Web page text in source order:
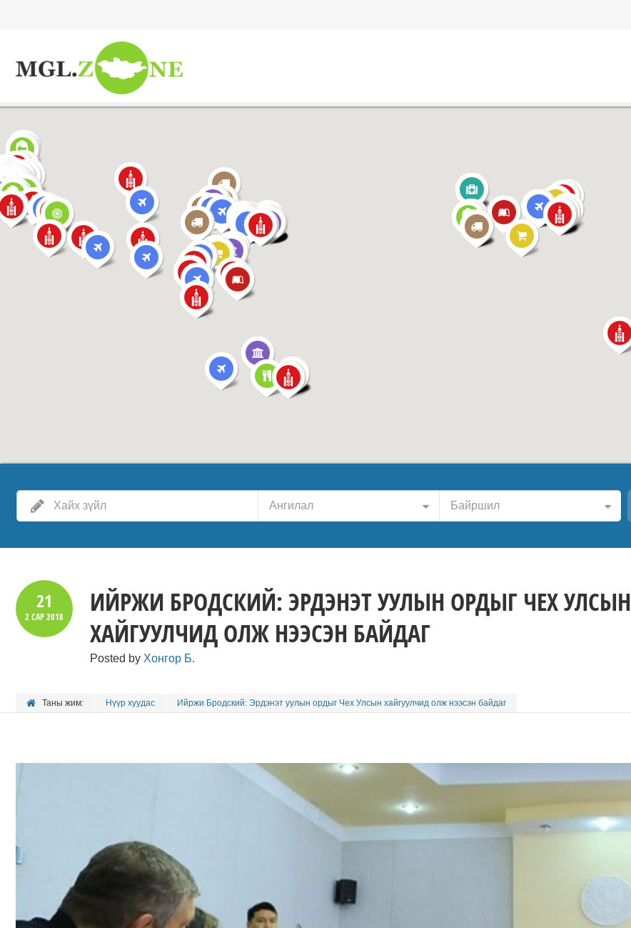
Ангилал Байршил
21
2 САР2018
ИЙРЖИ БРОДСКИЙ: ЭРДЭНЭТ УУЛЫН ОРДЫГ ЧЕХ УЛСЫН
ХАЙГУУЛЧИД ОЛЖ НЭЭСЭН БАЙДАГ
Posted by Хонгор Б.
Таны жим: Нүүр хуудас Ийржи Бродский: Эрдэнэт уулын ордыг Чех Улсын хайгуулчид олж нээсэн байдаг